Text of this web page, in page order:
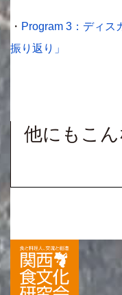
・ Program 3：ディス
振り返り」
他にもこ